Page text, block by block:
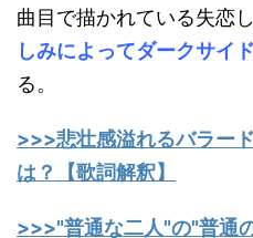
曲目で描かれている失恋
しみによってダークサイ
る。
>>>悲壮感溢れるバラー
は？【歌詞解釈】
>>>"普通な二人"の"普通